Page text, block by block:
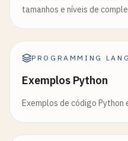
tamanhos e níveis de
PROGRAMMING
Exemplos Python
Exemplos de código